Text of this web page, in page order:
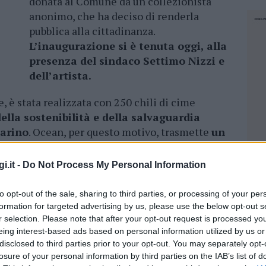
- Do Not Process My Personal Information
opt-out of the sale, sharing to third parties, or processing of your
for targeted advertising by us, please use the below opt-out
selection. Please note that after your opt-out request is processed
interest-based ads based on personal information utilized by us
to third parties prior to your opt-out. You may separately
of your personal information by third parties on the IAB’s list of
anonimo, che ha deciso di renderla
pubblica alla cittadinanza.
L’inaugurazione si è tenuta oggi, alla
presenza del sindaco Settimo Nizzi e
dell’artista.
è stata realizzata con 250 chili di cime
sostenibilità e della salvaguardia
. Ocean, per questo motivo, trasmette un
e il momento presente – dichiara
anticipazioni e noi non possiamo non
che riguarda tutti, quello della sostenibilità.
pianeta ci dà l’ossigeno e ci permette
e ci dona dei pianeti meravigliosi che ci
tutti abbracciare il nostro pianeta in
tutti i legami che noi abbiamo